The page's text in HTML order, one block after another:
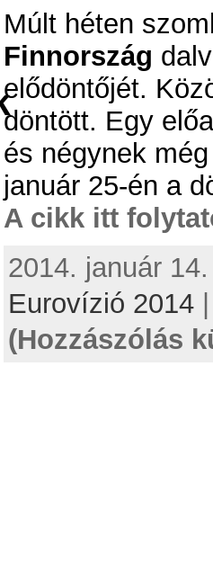
Múlt héten
Finnország
elődöntőjét.
döntött. Egy
és négynek
január 25-én a
A cikk itt
2014. január
Eurovízió 2014
(Hozzászólás